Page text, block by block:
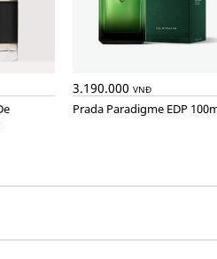
3.190.000VNĐ
Prada Paradigme EDP